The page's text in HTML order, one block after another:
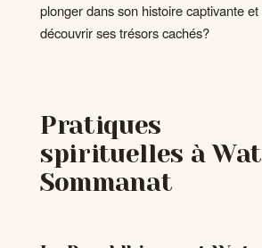
plonger dans son histoire captivante et
découvrir ses trésors cachés?
Pratiques
spirituelles à Wat
Sommanat